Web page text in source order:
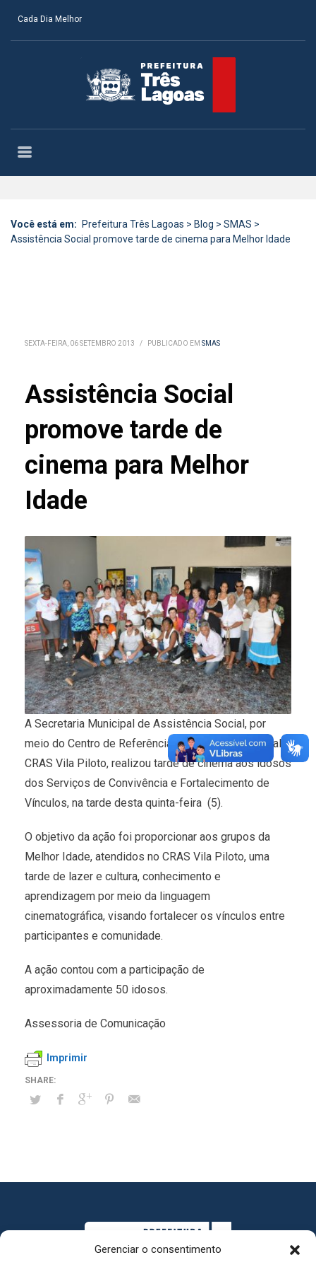
Gerenciar o consentimento
Cada Dia Melhor
Você está em: Prefeitura Três Lagoas > Blog > SMAS >
Assistência Social promove tarde de cinema para Melhor Idade
SEXTA-FEIRA, 06 SETEMBRO 2013 / PUBLICADO EM SMAS
Assistência Social
promove tarde de
cinema para Melhor
Idade
A Secretaria Municipal de Assistência Social, por
meio do Centro de Referência da Assistência Social –
CRAS Vila Piloto, realizou tarde de cinema aos idosos
dos Serviços de Convivência e Fortalecimento de
Vínculos, na tarde desta quinta-feira (5).
O objetivo da ação foi proporcionar aos grupos da
Melhor Idade, atendidos no CRAS Vila Piloto, uma
tarde de lazer e cultura, conhecimento e
aprendizagem por meio da linguagem
cinematográfica, visando fortalecer os vínculos entre
participantes e comunidade.
A ação contou com a participação de
aproximadamente 50 idosos.
Assessoria de Comunicação
Imprimir